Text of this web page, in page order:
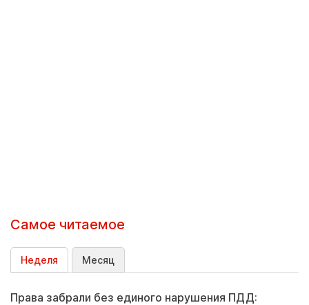
Самое читаемое
Неделя Месяц
Права забрали без единого нарушения ПДД: